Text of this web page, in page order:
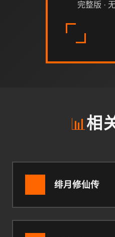
完整版 ·
📊相
绯月修仙传